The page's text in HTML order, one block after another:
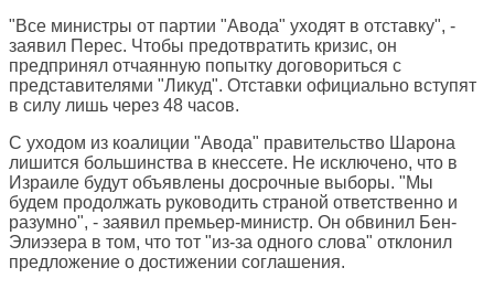
"Все министры от партии "Авода" уходят в отставку", -
заявил Перес. Чтобы предотвратить кризис, он
предпринял отчаянную попытку договориться с
представителями "Ликуд". Отставки официально вступят
в силу лишь через 48 часов.
С уходом из коалиции "Авода" правительство Шарона
лишится большинства в кнессете. Не исключено, что в
Израиле будут объявлены досрочные выборы. "Мы
будем продолжать руководить страной ответственно и
разумно", - заявил премьер-министр. Он обвинил Бен-
Элиэзера в том, что тот "из-за одного слова" отклонил
предложение о достижении соглашения.